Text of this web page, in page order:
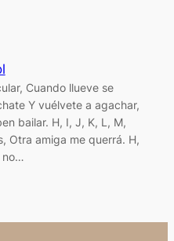
Cuando llueve se
Y vuélvete a agachar,
bailar. H, I, J, K, L, M,
Otra amiga me querrá. H,
no…